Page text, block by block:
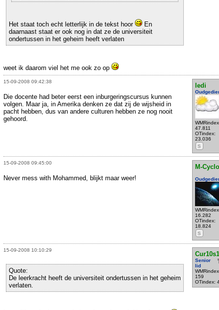
Het staat toch echt letterlijk in de tekst hoor
En
daarnaast staat er ook nog in dat ze de universiteit
ondertussen in het geheim heeft verlaten
weet ik daarom viel het me ook zo op
15-09-2008 09:42:38
ledi
47.811
OTindex:
23.036
S
Die docente had beter eerst een inburgeringscursus kunnen
volgen. Maar ja, in Amerika denken ze dat zij de wijsheid in
pacht hebben, dus van andere culturen hebben ze nog nooit
gehoord.
15-09-2008 09:45:00
M-
16.282
OTindex:
18.824
S
Never mess with Mohammed, blijkt maar weer!
15-09-2008 10:10:29
Senior
lid
159
OTindex:
Quote:
De leerkracht heeft de universiteit ondertussen in het geheim
verlaten.